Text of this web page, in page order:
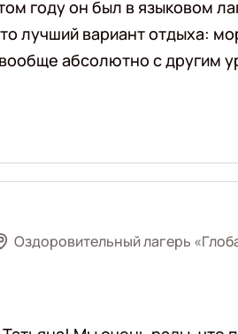
году он был в языковом
лучший вариант отдыха:
абсолютно с другим
Оздоровительный лагерь